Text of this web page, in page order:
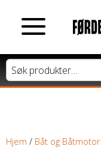
MOTORSYKLER
Lett motorsykkel
Hjem / Båt og Båtmotor